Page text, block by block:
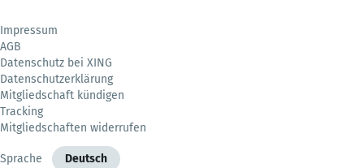
Impressum
AGB
Datenschutz bei XING
Datenschutzerklärung
Mitgliedschaft kündigen
Tracking
Mitgliedschaften widerrufen
Sprache Deutsch